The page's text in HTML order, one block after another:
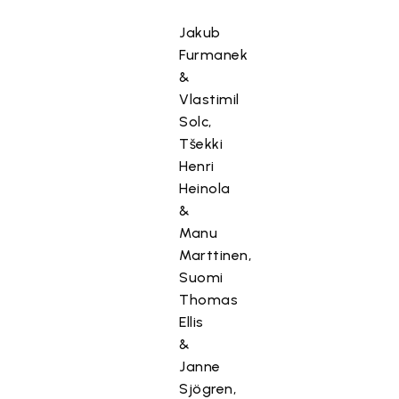
Jakub
Furmanek
&
Vlastimil
Solc,
Tšekki
Henri
Heinola
&
Manu
Marttinen,
Suomi
Thomas
Ellis
&
Janne
Sjögren,